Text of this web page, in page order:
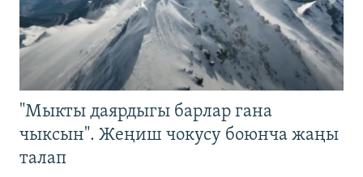
"Мыкты даярдыгы барлар гана
чыксын". Жеңиш чокусу боюнча жаңы
талап